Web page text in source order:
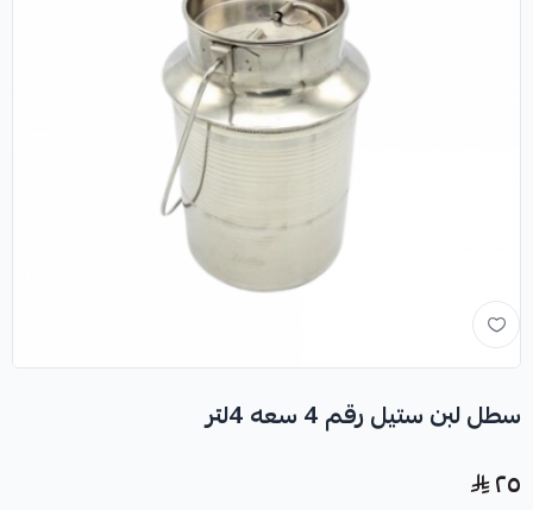
سطل لبن ستيل رقم 4 سعه 4لتر
٢٥